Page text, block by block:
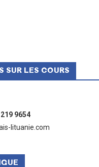
SUR LES COURS
9654
lituanie.com